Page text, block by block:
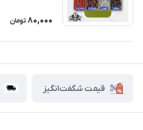
80,000 تومان
قیمت شگفت‌انگیز